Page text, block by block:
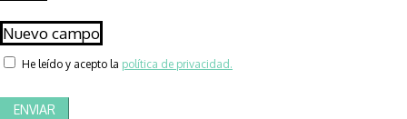
Nuevo campo
He leído y acepto la política de privacidad.
ENVIAR